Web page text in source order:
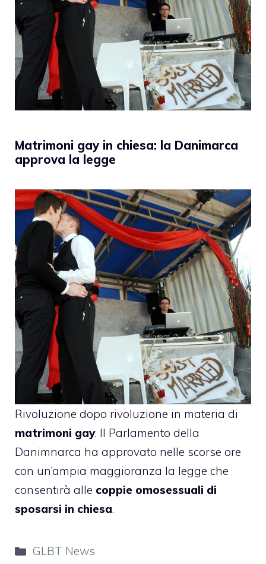
Matrimoni gay in chiesa: la Danimarca
approva la legge
Rivoluzione dopo rivoluzione in materia di
matrimoni gay. Il Parlamento della
Danimnarca ha approvato nelle scorse ore
con un’ampia maggioranza la legge che
consentirà alle coppie omosessuali di
sposarsi in chiesa.
Categorie
GLBT News